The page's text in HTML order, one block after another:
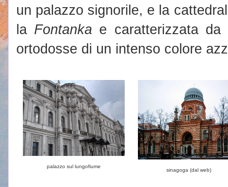
un palazzo signorile, e la
la Fontanka e caratterizzata da
ortodosse di un intenso colore
palazzo sul lungofiume
sinagoga (dal web)